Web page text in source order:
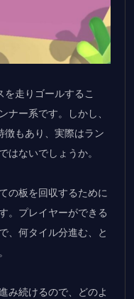
走りゴールするこ
ナー系です。しかし、
徴もあり、実際はラン
はないでしょうか。
の板を回収するために
。プレイヤーができる
、何タイル分進む、と
み続けるので、どのよ